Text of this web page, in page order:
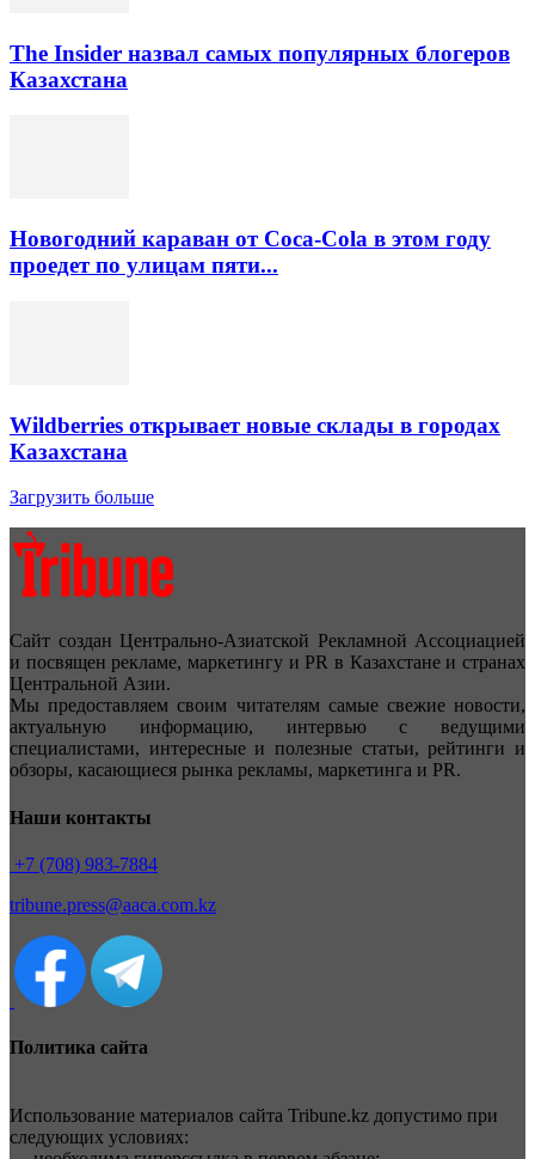
The Insider назвал самых популярных блогеров
Казахстана
Новогодний караван от Coca-Cola в этом году
проедет по улицам пяти...
Wildberries открывает новые склады в городах
Казахстана
Загрузить больше
Сайт создан Центрально-Азиатской Рекламной Ассоциацией
и посвящен рекламе, маркетингу и PR в Казахстане и странах
Центральной Азии.
Мы предоставляем своим читателям самые свежие новости,
актуальную информацию, интервью с ведущими
специалистами, интересные и полезные статьи, рейтинги и
обзоры, касающиеся рынка рекламы, маркетинга и PR.
Наши контакты
+7 (708) 983-7884
tribune.press@aaca.com.kz
Политика сайта
Использование материалов сайта Tribune.kz допустимо при
следующих условиях: